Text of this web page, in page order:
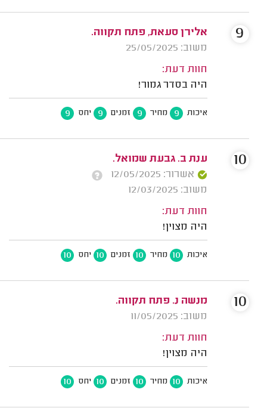
אלירן סעאת, פתח תקווה.
משוב: 25/05/2025
חוות דעת:
היה בסדר גמור!
איכות 9 מחיר 9 זמנים 9 יחס 9
9
ענת ב. גבעת שמואל.
אשרור: 12/05/2025
משוב: 12/03/2025
חוות דעת:
היה מצוין!
איכות 10 מחיר 10 זמנים 10 יחס 10
10
מנשה נ. פתח תקווה.
משוב: 11/05/2025
חוות דעת:
היה מצוין!
איכות 10 מחיר 10 זמנים 10 יחס 10
10